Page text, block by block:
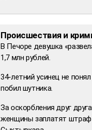
Происшествия и
В Печоре девушка
1,7 млн рублей.
34-летний усинец не
побил шутника.
За оскорбления друг
женщины заплатят штраф